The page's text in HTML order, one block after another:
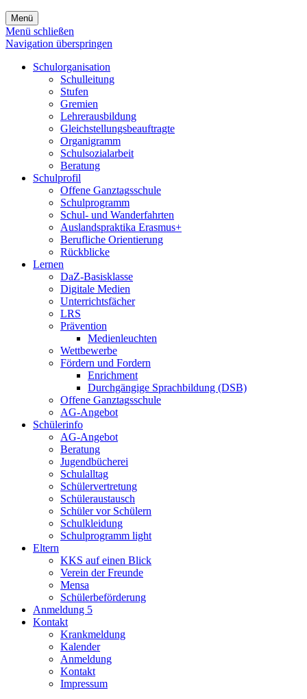
Menü
Menü schließen
Navigation überspringen
Schulorganisation
Schulleitung
Stufen
Gremien
Lehrerausbildung
Gleichstellungsbeauftragte
Organigramm
Schulsozialarbeit
Beratung
Schulprofil
Offene Ganztagsschule
Schulprogramm
Schul- und Wanderfahrten
Auslandspraktika Erasmus+
Berufliche Orientierung
Rückblicke
Lernen
DaZ-Basisklasse
Digitale Medien
Unterrichtsfächer
LRS
Prävention
Medienleuchten
Wettbewerbe
Fördern und Fordern
Enrichment
Durchgängige Sprachbildung (DSB)
Offene Ganztagsschule
AG-Angebot
Schülerinfo
AG-Angebot
Beratung
Jugendbücherei
Schulalltag
Schülervertretung
Schüleraustausch
Schüler vor Schülern
Schulkleidung
Schulprogramm light
Eltern
KKS auf einen Blick
Verein der Freunde
Mensa
Schülerbeförderung
Anmeldung 5
Kontakt
Krankmeldung
Kalender
Anmeldung
Kontakt
Impressum